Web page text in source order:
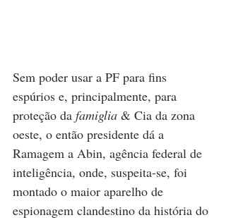
Sem poder usar a PF para fins
espúrios e, principalmente, para
proteção da famiglia & Cia da zona
oeste, o então presidente dá a
Ramagem a Abin, agência federal de
inteligência, onde, suspeita-se, foi
montado o maior aparelho de
espionagem clandestino da história do